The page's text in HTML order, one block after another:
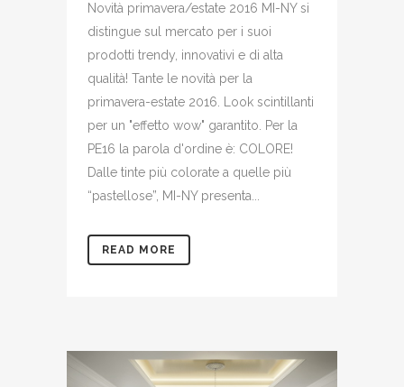
Novità primavera/estate 2016 MI-NY si
distingue sul mercato per i suoi
prodotti trendy, innovativi e di alta
qualità! Tante le novità per la
primavera-estate 2016. Look scintillanti
per un "effetto wow" garantito. Per la
PE16 la parola d'ordine è: COLORE!
Dalle tinte più colorate a quelle più
“pastellose”, MI-NY presenta...
READ MORE